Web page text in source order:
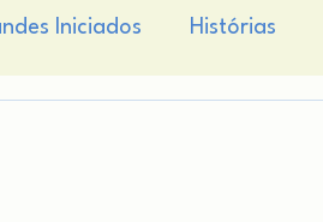
Iniciados Histórias